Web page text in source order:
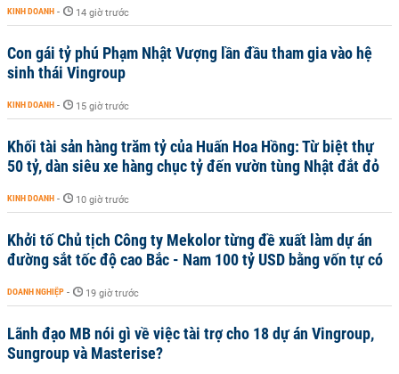
KINH DOANH - 14 giờ trước
Con gái tỷ phú Phạm Nhật Vượng lần đầu tham gia vào hệ
sinh thái Vingroup
KINH DOANH - 15 giờ trước
Khối tài sản hàng trăm tỷ của Huấn Hoa Hồng: Từ biệt thự
50 tỷ, dàn siêu xe hàng chục tỷ đến vườn tùng Nhật đắt đỏ
KINH DOANH - 10 giờ trước
Khởi tố Chủ tịch Công ty Mekolor từng đề xuất làm dự án
đường sắt tốc độ cao Bắc - Nam 100 tỷ USD bằng vốn tự có
DOANH NGHIỆP - 19 giờ trước
Lãnh đạo MB nói gì về việc tài trợ cho 18 dự án Vingroup,
Sungroup và Masterise?